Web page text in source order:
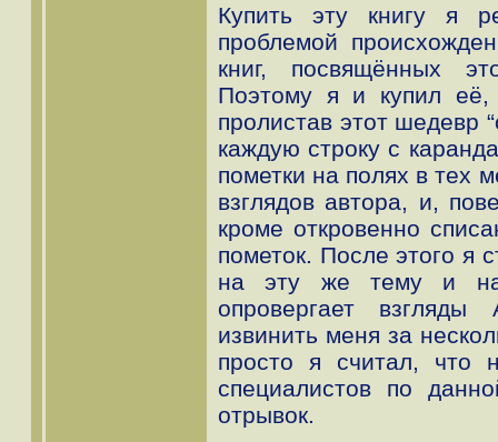
Купить эту книгу я
проблемой
книг, посвящённых
Поэтому я и купил её,
пролистав этот шедевр
каждую строку с
пометки на полях в тех
взглядов автора, и,
кроме откровенно
пометок. После этого я
на эту же тему и
опровергает
извинить меня за
просто я считал, что
специалистов по
отрывок.